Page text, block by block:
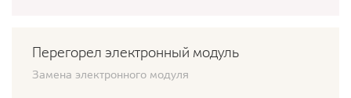
Перегорел электронный модуль
Замена электронного модуля